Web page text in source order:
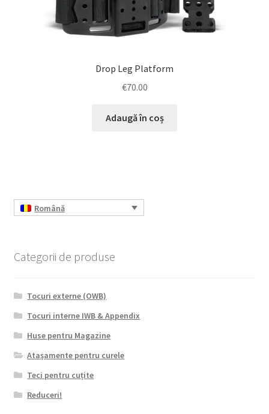
Drop Leg Platform
€70.00
Adaugă în coș
Română
Categorii de produse
Tocuri externe (OWB)
Tocuri interne IWB & Appendix
Huse pentru Magazine
Atașamente pentru curele
Teci pentru cuțite
Reduceri!